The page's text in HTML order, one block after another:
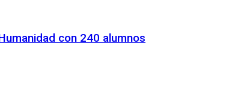
con 240 alumnos